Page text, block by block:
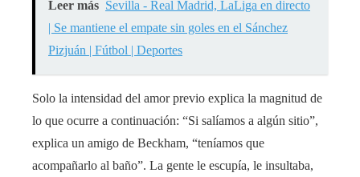
Leer más Sevilla - Real Madrid, LaLiga en directo
| Se mantiene el empate sin goles en el Sánchez
Pizjuán | Fútbol | Deportes
Solo la intensidad del amor previo explica la magnitud de
lo que ocurre a continuación: “Si salíamos a algún sitio”,
explica un amigo de Beckham, “teníamos que
acompañarlo al baño”. La gente le escupía, le insultaba,